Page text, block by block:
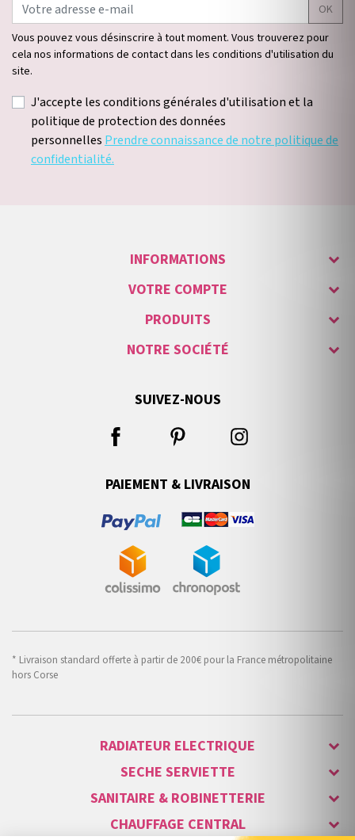
OK
Vous pouvez vous désinscrire à tout moment. Vous trouverez pour
cela nos informations de contact dans les conditions d'utilisation du
site.
J'accepte les conditions générales d'utilisation et la
politique de protection des données
personnelles Prendre connaissance de notre politique de
confidentialité.
INFORMATIONS
VOTRE COMPTE
PRODUITS
NOTRE SOCIÉTÉ
SUIVEZ-NOUS
PAIEMENT & LIVRAISON
* Livraison standard offerte à partir de 200€ pour la France métropolitaine
hors Corse
RADIATEUR ELECTRIQUE
SECHE SERVIETTE
SANITAIRE & ROBINETTERIE
CHAUFFAGE CENTRAL